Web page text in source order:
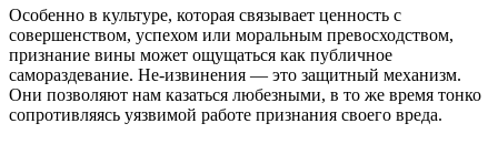
Особенно в культуре, которая связывает ценность с
совершенством, успехом или моральным превосходством,
признание вины может ощущаться как публичное
самораздевание. Не-извинения — это защитный механизм.
Они позволяют нам казаться любезными, в то же время тонко
сопротивляясь уязвимой работе признания своего вреда.